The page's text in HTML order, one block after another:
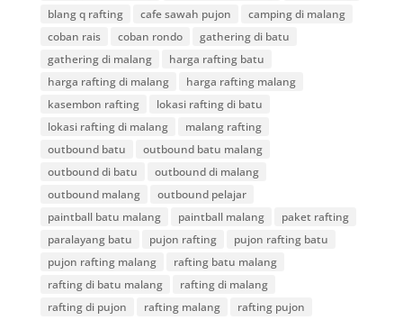
blang q rafting
cafe sawah pujon
camping di malang
coban rais
coban rondo
gathering di batu
gathering di malang
harga rafting batu
harga rafting di malang
harga rafting malang
kasembon rafting
lokasi rafting di batu
lokasi rafting di malang
malang rafting
outbound batu
outbound batu malang
outbound di batu
outbound di malang
outbound malang
outbound pelajar
paintball batu malang
paintball malang
paket rafting
paralayang batu
pujon rafting
pujon rafting batu
pujon rafting malang
rafting batu malang
rafting di batu malang
rafting di malang
rafting di pujon
rafting malang
rafting pujon